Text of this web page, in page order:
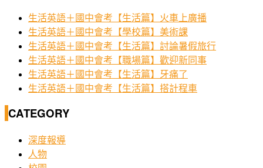
生活英語＋國中會考【生活篇】火車上廣播
生活英語＋國中會考【學校篇】美術課
生活英語＋國中會考【生活篇】討論暑假旅行
生活英語＋國中會考【職場篇】歡迎新同事
生活英語＋國中會考【生活篇】牙痛了
生活英語＋國中會考【生活篇】搭計程車
CATEGORY
深度報導
人物